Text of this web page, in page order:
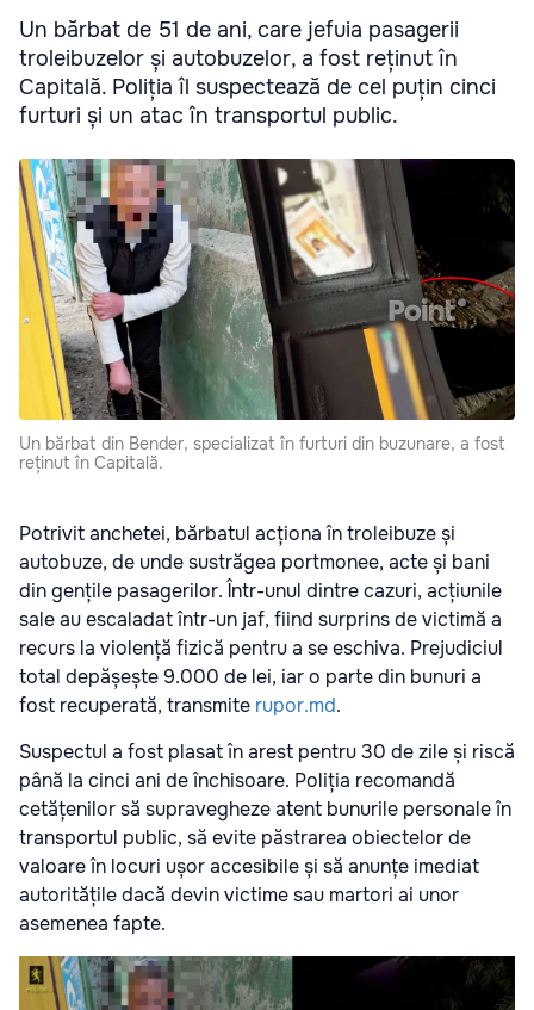
Un bărbat de 51 de ani, care jefuia pasagerii
troleibuzelor și autobuzelor, a fost reținut în
Capitală. Poliția îl suspectează de cel puțin cinci
furturi și un atac în transportul public.
Un bărbat din Bender, specializat în furturi din buzunare, a fost
reținut în Capitală.
Potrivit anchetei, bărbatul acționa în troleibuze și
autobuze, de unde sustrăgea portmonee, acte și bani
din gențile pasagerilor. Într-unul dintre cazuri, acțiunile
sale au escaladat într-un jaf, fiind surprins de victimă a
recurs la violență fizică pentru a se eschiva. Prejudiciul
total depășește 9.000 de lei, iar o parte din bunuri a
fost recuperată, transmite rupor.md.
Suspectul a fost plasat în arest pentru 30 de zile și riscă
până la cinci ani de închisoare. Poliția recomandă
cetățenilor să supravegheze atent bunurile personale în
transportul public, să evite păstrarea obiectelor de
valoare în locuri ușor accesibile și să anunțe imediat
autoritățile dacă devin victime sau martori ai unor
asemenea fapte.